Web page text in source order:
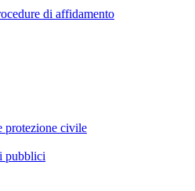
di affidamento
protezione civile
pubblici